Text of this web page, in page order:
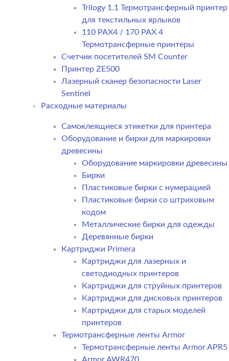
Trilogy 1.1 Термотрансферный принтер
для текстильных ярлыков
110 PAX4 / 170 PAX 4
Термотрансферные принтеры
Счетчик посетителей SM Counter
Принтер ZE500
Лазерный сканер безопасности Laser
Sentinel
Расходные материалы
Самоклеящиеся этикетки для принтера
Оборудование и бирки для маркировки
древесины
Оборудование маркировки древесины
Бирки
Пластиковые бирки с нумерацией
Пластиковые бирки со штриховым
кодом
Металлические бирки для одежды
Деревянные бирки
Картриджи Primera
Картриджи для лазерных и
светодиодных принтеров
Картриджи для струйных принтеров
Картриджи для дисковых принтеров
Картриджи для старых моделей
принтеров
Термотрансферные ленты Armor
Термотрансферные ленты Armor APR5